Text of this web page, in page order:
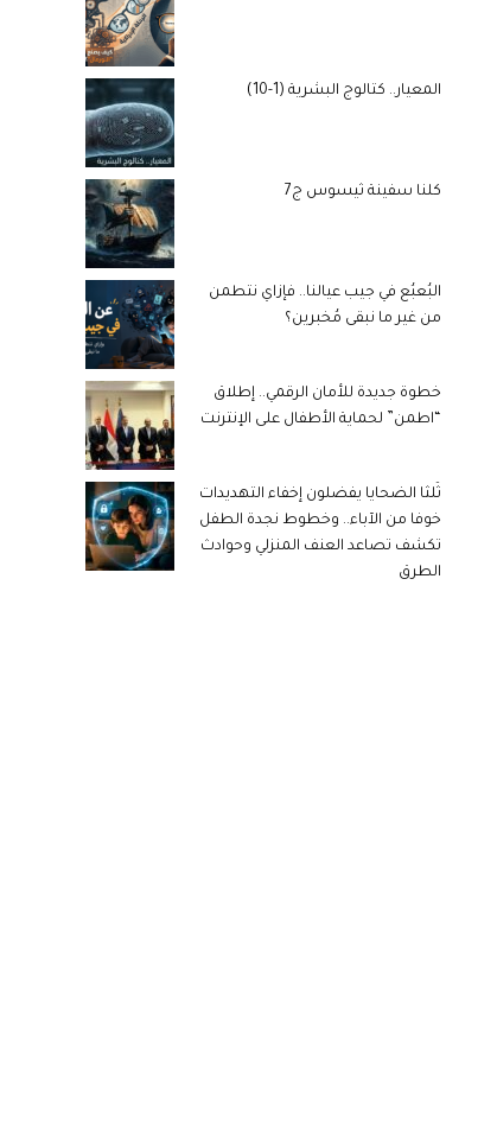
المعيار.. كتالوج البشرية (1-10)
كلنا سفينة ثيسوس ج7
البُعبُع في جيب عيالنا.. فإزاي نتطمن
من غير ما نبقى مُخبرين؟
خطوة جديدة للأمان الرقمي.. إطلاق
“اطمن” لحماية الأطفال على الإنترنت
ثُلثا الضحايا يفضلون إخفاء التهديدات
خوفا من الآباء.. وخطوط نجدة الطفل
تكشف تصاعد العنف المنزلي وحوادث
الطرق